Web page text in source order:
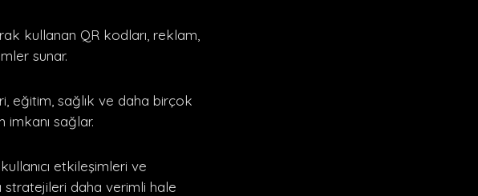
kullanan QR kodları, reklam,
sunar.
eğitim, sağlık ve daha birçok
imkanı sağlar.
etkileşimleri ve
daha verimli hale